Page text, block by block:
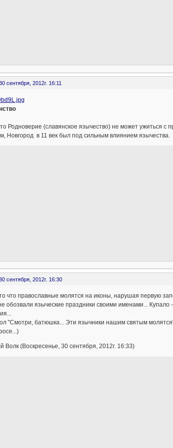
сентября, 2012г. 16:11
Родноверие (славянское язычество) не может ужиться
Новгород в 11 век был под сильным влиянием язычества.
сентября, 2012г. 16:30
что православные молятся на иконы, нарушая первую
обозвали языческие праздники своими именами...
"Смотри, батюшка... Эти язычники нашим святым
Волк (Воскресенье, 30 сентября, 2012г. 16:33)